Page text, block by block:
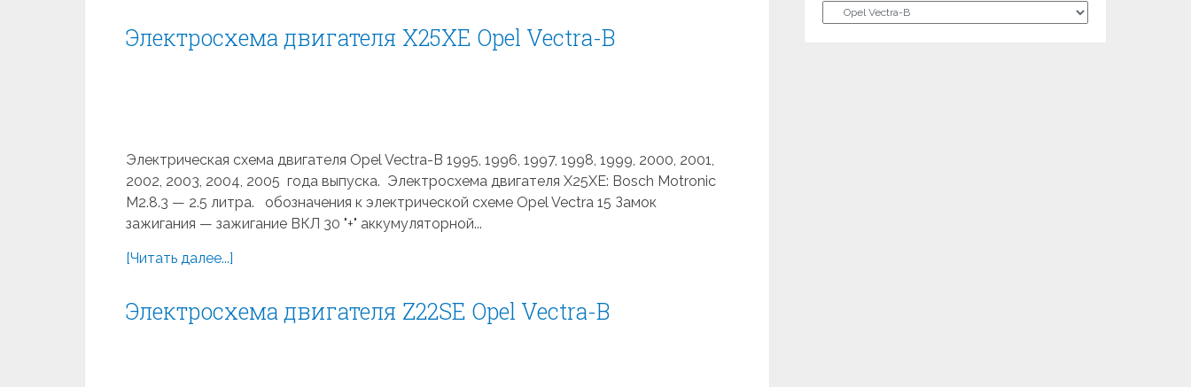
Электросхема двигателя X25XE Opel Vectra-B
Электрическая схема двигателя Opel Vectra-B 1995, 1996, 1997, 1998, 1999, 2000, 2001,
2002, 2003, 2004, 2005 года выпуска. Электросхема двигателя X25XE: Bosch Motronic
M2.8.3 — 2.5 литра. обозначения к электрической схеме Opel Vectra 15 Замок
зажигания — зажигание ВКЛ 30 "+" аккумуляторной...
[Читать далее...]
Электросхема двигателя Z22SE Opel Vectra-B
Схемы